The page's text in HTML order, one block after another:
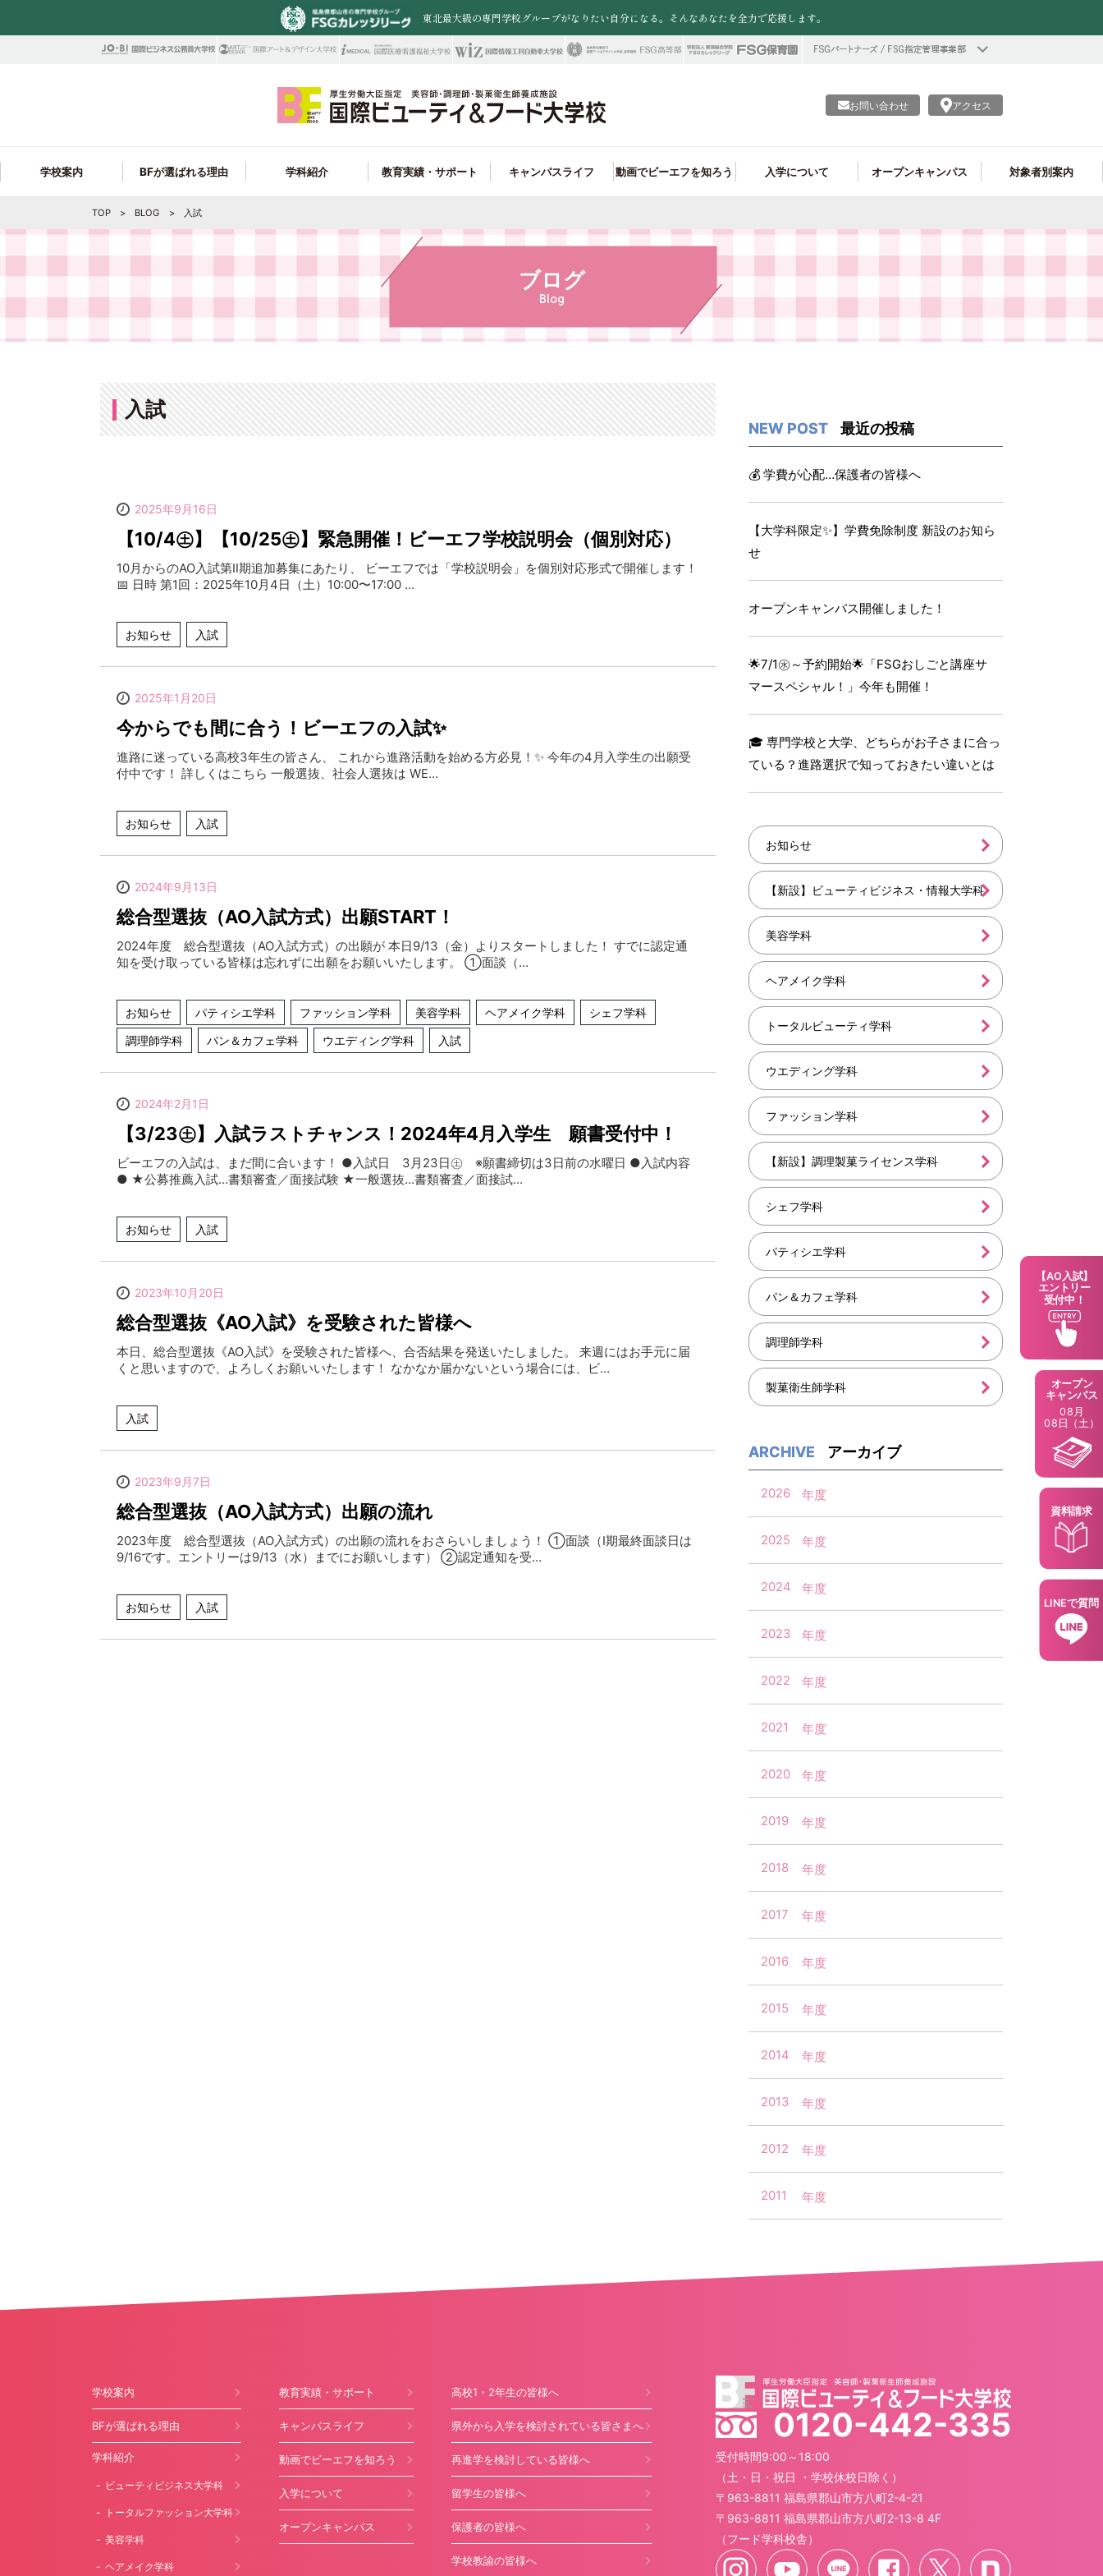
東北最大級の専門学校グループがなりたい自分になる。そんなあなたを全力で応援します。
お問い合わせ アクセス
学校案内
お問い合わせ
BFが選ばれる理由
コンペにも強い!
学科紹介
ウエディング学科
教育実績・サポート
ビューティ学科 取得できる資格＆合格実
績
フード学科 取得できる資格＆合格実績
キャンパスライフ 動画でビーエフを知ろう 入学について
入試ガイド
オープンキャンパス
Youtubeオープンキャンパス
対象者別案内
学校教諭の皆様へ
TOP BLOG 入試
ブログ
Blog
入試
2025年9月16日
【10/4㊏】【10/25㊏】緊急開催！ビーエフ学校説明会（個別対応）
10月からのAO入試第Ⅱ期追加募集にあたり、 ビーエフでは「学校説明会」を個別対応形式で開催します！
📅 日時 第1回：2025年10月4日（土）10:00〜17:00 …
お知らせ 入試
2025年1月20日
今からでも間に合う！ビーエフの入試✨
進路に迷っている高校3年生の皆さん、 これから進路活動を始める方必見！✨ 今年の4月入学生の出願受
付中です！ 詳しくはこちら 一般選抜、社会人選抜は WE…
お知らせ 入試
2024年9月13日
総合型選抜（AO入試方式）出願START！
2024年度 総合型選抜（AO入試方式）の出願が 本日9/13（金）よりスタートしました！ すでに認定通
知を受け取っている皆様は忘れずに出願をお願いいたします。 ①面談（…
お知らせ パティシエ学科 ファッション学科 美容学科 ヘアメイク学科
シェフ学科
調理師学科
パン＆カフェ学科 ウエディング学科 入試
2024年2月1日
【3/23㊏】入試ラストチャンス！2024年4月入学生 願書受付中！
ビーエフの入試は、まだ間に合います！ ●入試日 3月23日㊏ ※願書締切は3日前の水曜日 ●入試内容
● ★公募推薦入試…書類審査／面接試験 ★一般選抜…書類審査／面接試…
お知らせ 入試
2023年10月20日
総合型選抜《AO入試》を受験された皆様へ
本日、総合型選抜《AO入試》を受験された皆様へ、合否結果を発送いたしました。 来週にはお手元に届
くと思いますので、よろしくお願いいたします！ なかなか届かないという場合には、ビ…
入試
2023年9月7日
総合型選抜（AO入試方式）出願の流れ
2023年度 総合型選抜（AO入試方式）の出願の流れをおさらいしましょう！ ①面談（Ⅰ期最終面談日は
9/16です。エントリーは9/13（水）までにお願いします） ②認定通知を受…
お知らせ 入試
最近の投稿
💰 学費が心配…保護者の皆様へ
【大学科限定✨】学費免除制度 新設のお知ら
せ
オープンキャンパス開催しました！
🌟7/1㊌～予約開始🌟「FSGおしごと講座サ
マースペシャル！」今年も開催！
🎓 専門学校と大学、どちらがお子さまに合っ
ている？進路選択で知っておきたい違いとは
お知らせ
【新設】ビューティビジネス・情報大学科
美容学科
ヘアメイク学科
トータルビューティ学科
ウエディング学科
ファッション学科
【新設】調理製菓ライセンス学科
シェフ学科
パティシエ学科
パン＆カフェ学科
調理師学科
製菓衛生師学科
アーカイブ
2026
2025
2024
2023
2022
2021
2020
2019
2018
2017
2016
2015
2014
2013
2012
2011
学校案内
BFが選ばれる理由
学科紹介
ビューティビジネス大学科
トータルファッション大学科
美容学科
ヘアメイク学科
教育実績・サポート
キャンパスライフ
動画でビーエフを知ろう
入学について
オープンキャンパス
高校1・2年生の皆様へ
県外から入学を検討されている皆さまへ
再進学を検討している皆様へ
留学生の皆様へ
保護者の皆様へ
学校教諭の皆様へ
0120-442-335
受付時間9:00～18:00
（土・日・祝日 ・学校休校日除く）
〒963-8811 福島県郡山市方八町2-4-21
〒963-8811 福島県郡山市方八町2-13-8 4F
（フード学科校舎）
【AO入試】
エントリー
受付中！
オープン
キャンパス
08月
08日（土）
資料請求
LINEで質問